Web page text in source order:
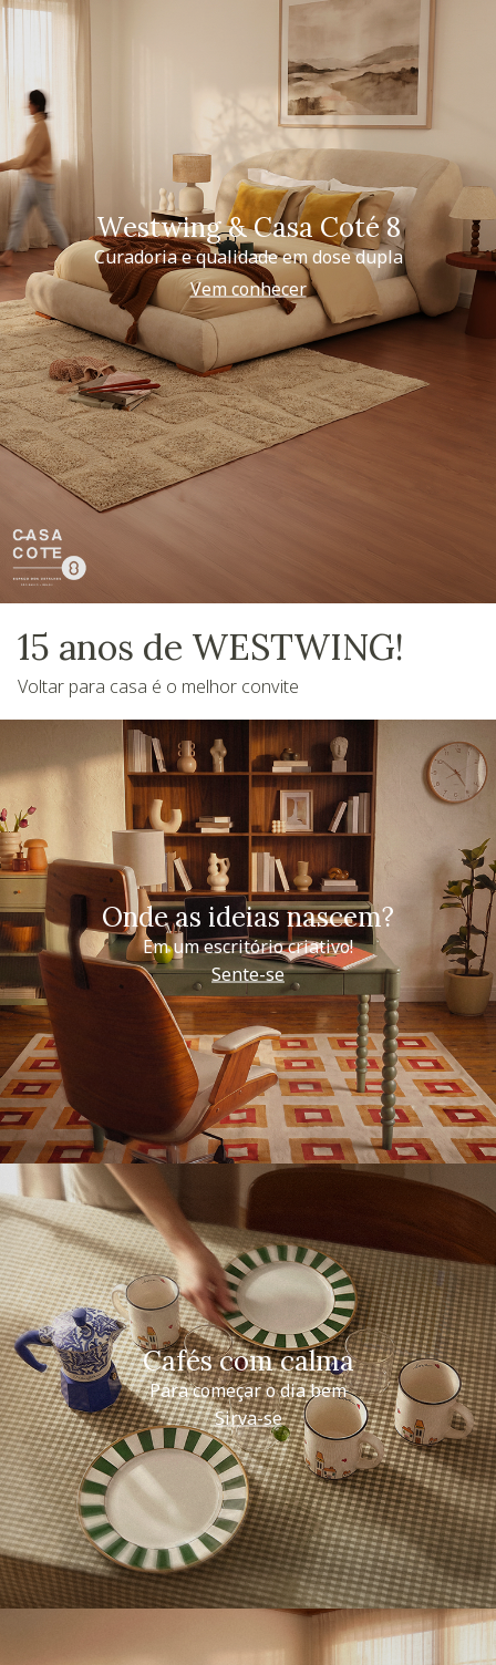
Westwing & Casa Coté 8
Curadoria e qualidade em dose dupla
Vem conhecer
15 anos de WESTWING!
Voltar para casa é o melhor convite
Onde as ideias nascem?
Em um escritório criativo!
Sente-se
Cafés com calma
Para começar o dia bem
Sirva-se